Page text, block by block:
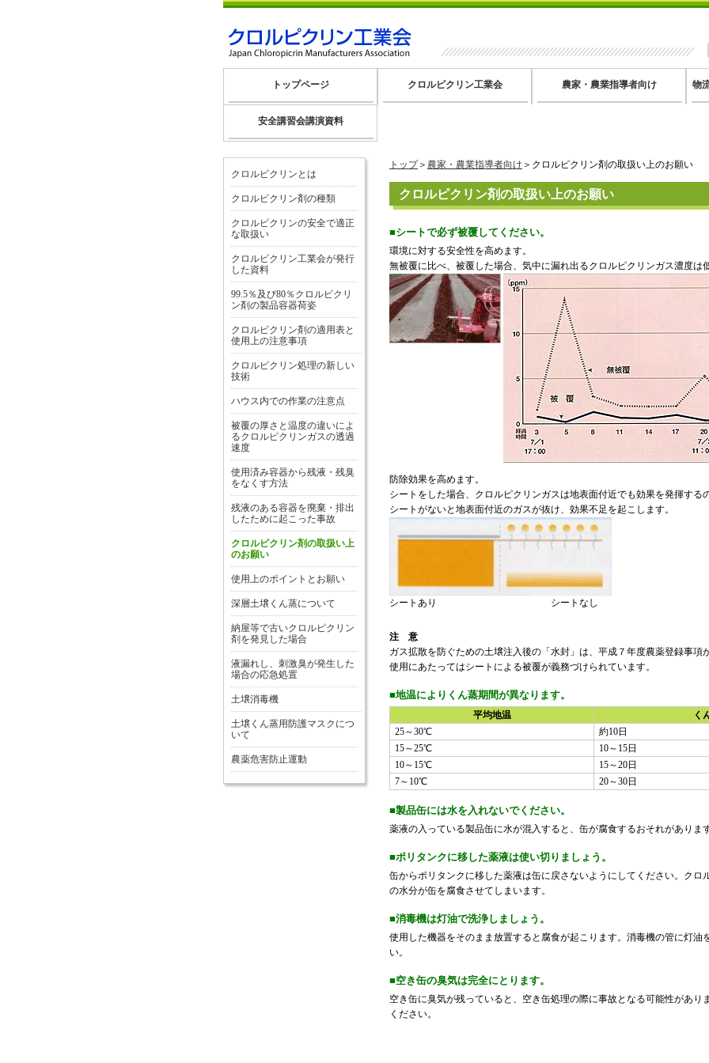
トップページ クロルピクリン工業会 農家・農業指導者向け 物
安全講習会講演資料
クロルピクリンとは
クロルピクリン剤の種類
クロルピクリンの安全で適正
な取扱い
クロルピクリン工業会が発行
した資料
99.5％及び80％クロルピクリ
ン剤の製品容器荷姿
クロルピクリン剤の適用表と
使用上の注意事項
クロルピクリン処理の新しい
技術
ハウス内での作業の注意点
被覆の厚さと温度の違いによ
るクロルピクリンガスの透過
速度
使用済み容器から残液・残臭
をなくす方法
残液のある容器を廃棄・排出
したために起こった事故
クロルピクリン剤の取扱い上
のお願い
使用上のポイントとお願い
深層土壌くん蒸について
納屋等で古いクロルピクリン
剤を発見した場合
液漏れし、刺激臭が発生した
場合の応急処置
土壌消毒機
土壌くん蒸用防護マスクにつ
いて
農薬危害防止運動
トップ＞ 農家・農業指導者向け ＞クロルピクリン剤の取扱い上のお願い
クロルピクリン剤の取扱い上のお願い
■シートで必ず被覆してください。
環境に対する安全性を高めます。
無被覆に比べ、被覆した場合、気中に漏れ出るクロルピクリンガス濃度は
防除効果を高めます。
シートをした場合、クロルピクリンガスは地表面付近でも効果を発揮する
シートがないと地表面付近のガスが抜け、効果不足を起こします。
シートあり シートなし
注 意
ガス拡散を防ぐための土壌注入後の「水封」は、平成７年度農薬登録事項
使用にあたってはシートによる被覆が義務づけられています。
■地温によりくん蒸期間が異なります。
平均地温
く
25～30℃
約10日
15～25℃
10～15日
10～15℃
15～20日
7～10℃
20～30日
■製品缶には水を入れないでください。
薬液の入っている製品缶に水が混入すると、缶が腐食するおそれがありま
■ポリタンクに移した薬液は使い切りましょう。
缶からポリタンクに移した薬液は缶に戻さないようにしてください。クロ
の水分が缶を腐食させてしまいます。
■消毒機は灯油で洗浄しましょう。
使用した機器をそのまま放置すると腐食が起こります。消毒機の管に灯油
い。
■空き缶の臭気は完全にとります。
空き缶に臭気が残っていると、空き缶処理の際に事故となる可能性があり
ください。